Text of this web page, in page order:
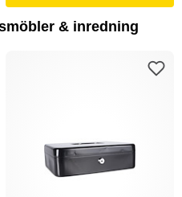
& inredning